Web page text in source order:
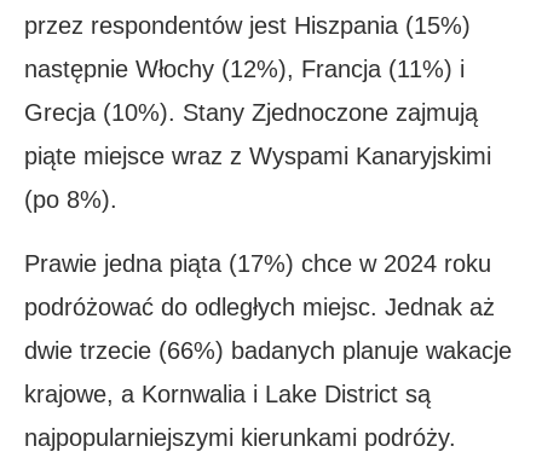
przez respondentów jest Hiszpania (15%)
następnie Włochy (12%), Francja (11%) i
Grecja (10%). Stany Zjednoczone zajmują
piąte miejsce wraz z Wyspami Kanaryjskimi
(po 8%).
Prawie jedna piąta (17%) chce w 2024 roku
podróżować do odległych miejsc. Jednak aż
dwie trzecie (66%) badanych planuje wakacje
krajowe, a Kornwalia i Lake District są
najpopularniejszymi kierunkami podróży.